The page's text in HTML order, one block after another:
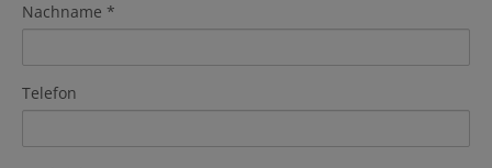
Nachname
Telefon